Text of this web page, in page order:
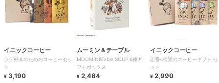
イニックコーヒー
ラテ好きのためのコーヒーセッ
ト
¥ 3,190
ムーミン＆テーブル
MOOMIN&Table SOUP 6種ギ
フトボックス
¥ 2,484
イニックコーヒー
定番4種類のコーヒーギフト セ
ット
¥ 2,990